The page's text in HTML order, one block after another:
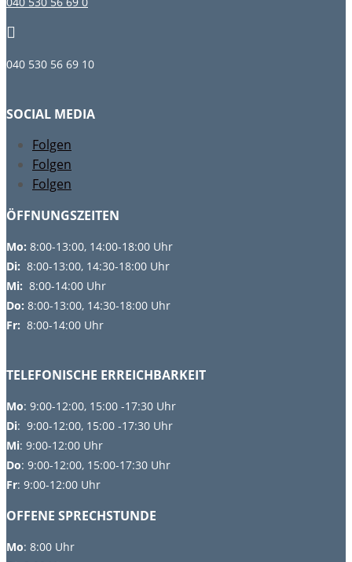

040 530 56 69 10
SOCIAL MEDIA
Folgen
Folgen
Folgen
ÖFFNUNGSZEITEN
Mo: 8:00-13:00, 14:00-18:00 Uhr
Di: 8:00-13:00, 14:30-18:00 Uhr
Mi: 8:00-14:00 Uhr
Do: 8:00-13:00, 14:30-18:00 Uhr
Fr: 8:00-14:00 Uhr
TELEFONISCHE ERREICHBARKEIT
Mo: 9:00-12:00, 15:00 -17:30 Uhr
Di: 9:00-12:00, 15:00 -17:30 Uhr
Mi: 9:00-12:00 Uhr
Do: 9:00-12:00, 15:00-17:30 Uhr
Fr: 9:00-12:00 Uhr
OFFENE SPRECHSTUNDE
Mo: 8:00 Uhr